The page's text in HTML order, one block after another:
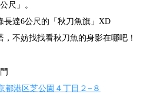
尺」。
長達6公尺的「秋刀魚旗」XD
不妨找找看秋刀魚的身影在哪吧！
都港区芝公園４丁目２−８